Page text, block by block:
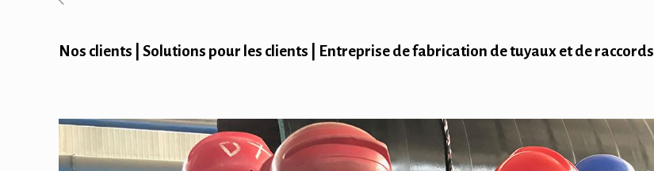
Nos clients | Solutions pour les clients | Entreprise de fabrication de tuyaux et de raccords